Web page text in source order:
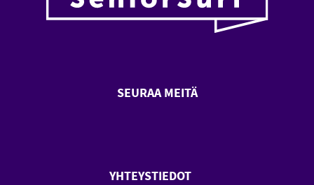
SEURAA MEITÄ
YHTEYSTIEDOT